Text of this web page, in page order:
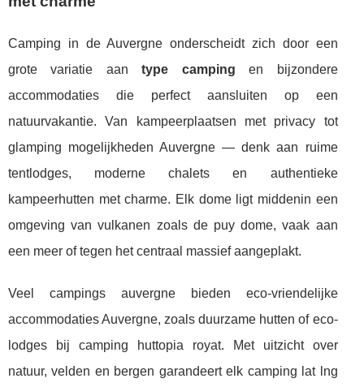
Camping in de Auvergne onderscheidt zich door een
grote variatie aantype camping en bijzondere
accommodaties die perfect aansluiten op een
natuurvakantie. Van kampeerplaatsen met privacy tot
glamping mogelijkheden Auvergne — denk aan ruime
tentlodges, moderne chalets en authentieke
kampeerhutten met charme. Elk dome ligt middenin een
omgeving van vulkanen zoals de puy dome, vaak aan
een meer of tegen het centraal massief aangeplakt.
Veel campings auvergne bieden eco-vriendelijke
accommodaties Auvergne, zoals duurzame hutten of eco-
lodges bij camping huttopia royat. Met uitzicht over
natuur, velden en bergen garandeert elk camping lat lng